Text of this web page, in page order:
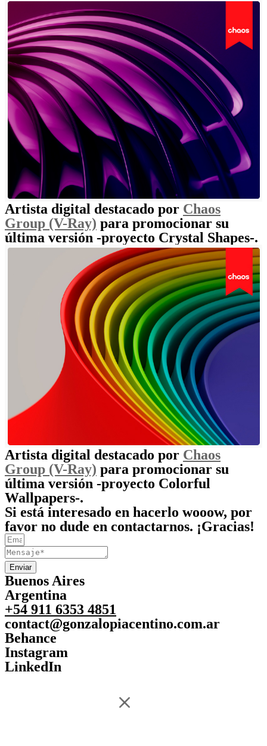
Artista digital destacado por Chaos
Group (V-Ray) para promocionar su
última versión -proyecto Crystal Shapes-.
Artista digital destacado por Chaos
Group (V-Ray) para promocionar su
última versión -proyecto Colorful
Wallpapers-.
Si está interesado en hacerlo wooow, por
favor no dude en contactarnos. ¡Gracias!
Enviar
Buenos Aires
Argentina
+54 911 6353 4851
contact@gonzalopiacentino.com.ar
Behance
Instagram
LinkedIn